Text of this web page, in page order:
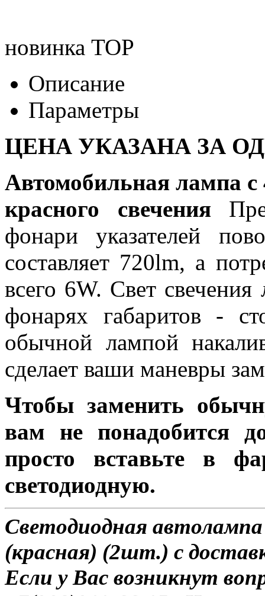
новинка TOP
Описание
Параметры
ЦЕНА УКАЗАНА ЗА
Автомобильная лампа
красного свечения
фонари указателей
составляет 720lm, а
всего 6W. Свет
фонарях габаритов -
обычной лампой
сделает ваши маневры
Чтобы заменить
вам не понадобится
просто вставьте в
светодиодную.
Светодиодная
(красная) (2шт.) с
Если у Вас возникнут